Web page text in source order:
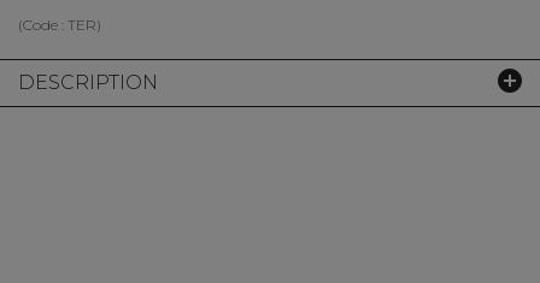
(Code : TER)
DESCRIPTION